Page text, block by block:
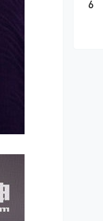
6